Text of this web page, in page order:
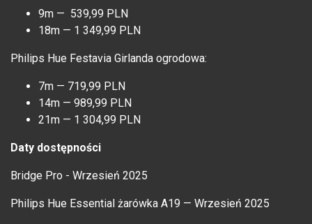
9m — 539,99 PLN
18m — 1 349,99 PLN
Philips Hue Festavia Girlanda ogrodowa:
7m — 719,99 PLN
14m — 989,99 PLN
21m — 1 304,99 PLN
Daty dostępności
Bridge Pro - Wrzesień 2025
Philips Hue Essential żarówka A19 — Wrzesień 2025